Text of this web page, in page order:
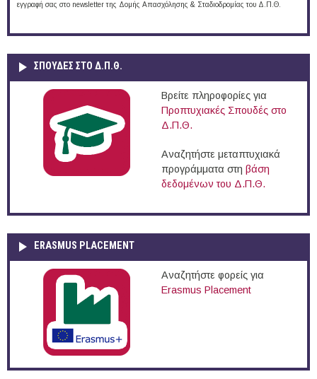
εγγραφή σας στο newsletter της Δομής Απασχόλησης & Σταδιοδρομίας του Δ.Π.Θ.
ΣΠΟΥΔΈΣ ΣΤΟ Δ.Π.Θ.
Βρείτε πληροφορίες για
Προπτυχιακές Σπουδές στο
Δ.Π.Θ.
Αναζητήστε μεταπτυχιακά
προγράμματα στη βάση
δεδομένων του Δ.Π.Θ.
ERASMUS PLACEMENT
Αναζητήστε φορείς για
Erasmus Placement